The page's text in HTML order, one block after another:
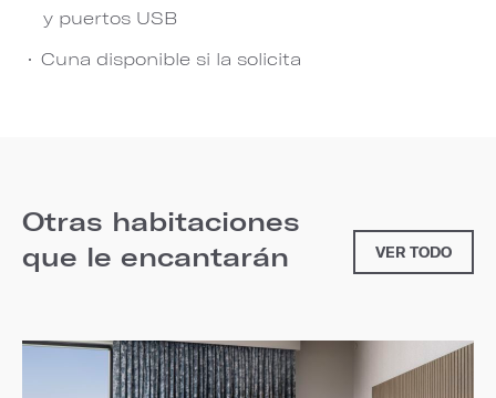
y puertos USB
Cuna disponible si la solicita
Otras habitaciones
que le encantarán
VER TODO